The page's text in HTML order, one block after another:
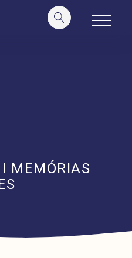
MEMÓRIAS
watch?